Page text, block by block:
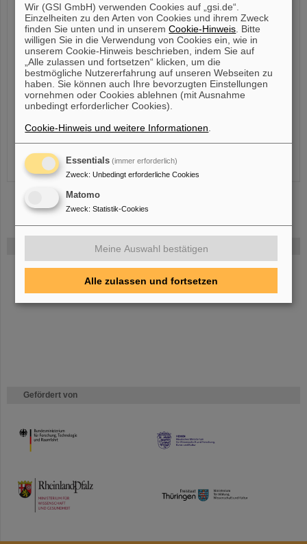
Bei GSI entsteht das neue Beschleunigerzentrum FAIR.
Erfahren Sie
Gefördert von
HMWK
TMWWDG
radiation quality. I approach this by developing, benchmarking and applying
mathematical models based on experimental findings. The models are able to
predict the biological effects of radiation exposure. They cover the relevant
stages after exposure ranging from DNA lesion induction and repair up to cellular
survival or other relevant endpoints. Consequently, the models contribute to
research in various fields, ranging from medical applications such as
radiotherapy of cancer with photons or ions, over radioprotection on earth and in
space to biology inherent questions concerning DNA repair kinetics.
ResearcherID / ORCID profiles:
http://www.researcherid.com/rid/K-6748-2013
Wir (GSI GmbH) verwenden Cookies auf „gsi.de“.
Einzelheiten zu den Arten von Cookies und ihrem Zweck
finden Sie unten und in unseremCookie-Hinweis . Bitte
willigen Sie in die Verwendung von Cookies ein, wie in
unserem Cookie-Hinweis beschrieben, indem Sie auf
„Alle zulassen und fortsetzen“ klicken, um die
bestmögliche Nutzererfahrung auf unseren Webseiten zu
haben. Sie können auch Ihre bevorzugten Einstellungen
vornehmen oder Cookies ablehnen (mit Ausnahme
unbedingt erforderlicher Cookies).
Cookie-Hinweis und weitere Informationen
Essentials (immer erforderlich)
Zweck: Unbedingt erforderliche Cookies
Matomo
Zweck: Statistik-Cookies
Meine Auswahl bestätigen
Alle zulassen und fortsetzen